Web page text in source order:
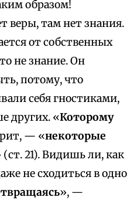
образом!
веры, там нет знания.
от собственных
не знание. Он
потому, что
себя гностиками,
других. «Которому
— «некоторые
(ст. 21). Видишь ли, как
не сходиться в одно
», —